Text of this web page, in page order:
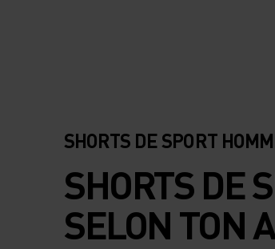
SHORTS DE SPORT
SHORTS DE
SELON TON